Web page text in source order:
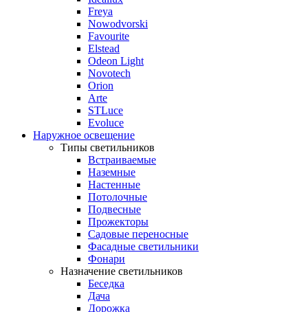
Freya
Nowodvorski
Favourite
Elstead
Odeon Light
Novotech
Orion
Arte
STLuce
Evoluce
Наружное освещение
Типы светильников
Встраиваемые
Наземные
Настенные
Потолочные
Подвесные
Прожекторы
Садовые переносные
Фасадные светильники
Фонари
Назначение светильников
Беседка
Дача
Дорожка